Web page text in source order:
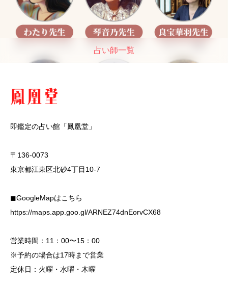
占い師一覧
即鑑定の占い館「鳳凰堂」
〒136-0073
東京都江東区北砂4丁目10-7
◼︎GoogleMapはこちら
https://maps.app.goo.gl/ARNEZ74dnEorvCX68
営業時間：11：00〜15：00
※予約の場合は17時まで営業
定休日：火曜・水曜・木曜